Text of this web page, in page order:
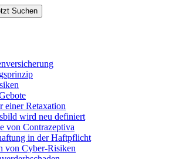
einer Retaxation
wird neu definiert
von Contrazeptiva
in der Haftpflicht
von Cyber-Risiken